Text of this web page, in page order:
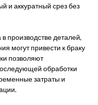
и аккуратный срез без
производстве деталей,
могут привести к браку
позволяют
обработки
затраты и